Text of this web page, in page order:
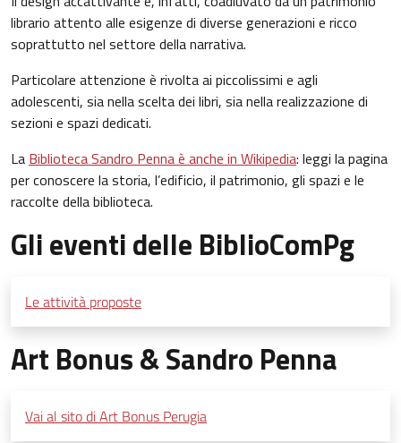
librario attento alle esigenze di diverse generazioni e ricco
soprattutto nel settore dellanarrativa.
Particolare attenzione è rivolta ai piccolissimi e agli
adolescenti, sia nella scelta dei libri, sia nella realizzazione di
sezioni e spazi dedicati.
La Biblioteca Sandro Penna è anche in Wikipedia: leggi la pagina
per conoscere la storia, l’edificio, il patrimonio, gli spazi e le
raccolte della biblioteca.
Gli eventi delle BiblioComPg
Le attività proposte
Art Bonus & Sandro Penna
Vai al sito di Art Bonus Perugia